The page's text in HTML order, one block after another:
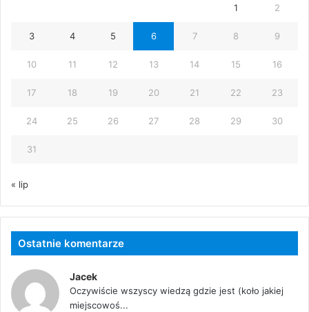
1 2
3 4 5 6 7 8 9
10 11 12 13 14 15 16
17 18 19 20 21 22 23
24 25 26 27 28 29 30
31
« lip
Ostatnie komentarze
Jacek
Oczywiście wszyscy wiedzą gdzie jest (koło jakiej
miejscowoś...